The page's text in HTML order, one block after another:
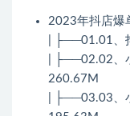
2023年抖店爆
| ├──01.01、
| ├──02.02、
260.67M
| ├──03.03、